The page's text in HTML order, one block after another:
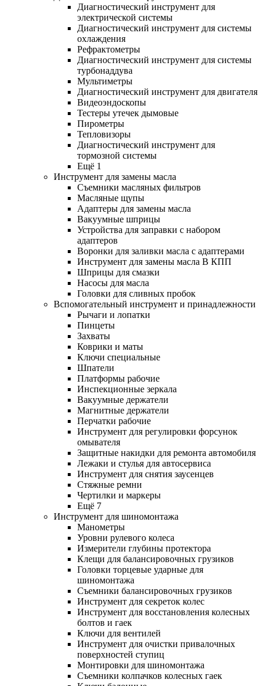
Диагностический инструмент для
электрической системы
Диагностический инструмент для системы
охлаждения
Рефрактометры
Диагностический инструмент для системы
турбонаддува
Мультиметры
Диагностический инструмент для двигателя
Видеоэндоскопы
Тестеры утечек дымовые
Пирометры
Тепловизоры
Диагностический инструмент для
тормозной системы
Ещё 1
Инструмент для замены масла
Съемники масляных фильтров
Масляные щупы
Адаптеры для замены масла
Вакуумные шприцы
Устройства для заправки с набором
адаптеров
Воронки для заливки масла с адаптерами
Инструмент для замены масла В КПП
Шприцы для смазки
Насосы для масла
Головки для сливных пробок
Вспомогательный инструмент и принадлежности
Рычаги и лопатки
Пинцеты
Захваты
Коврики и маты
Ключи специальные
Шпатели
Платформы рабочие
Инспекционные зеркала
Вакуумные держатели
Магнитные держатели
Перчатки рабочие
Инструмент для регулировки форсунок
омывателя
Защитные накидки для ремонта автомобиля
Лежаки и стулья для автосервиса
Инструмент для снятия заусенцев
Стяжные ремни
Чертилки и маркеры
Ещё 7
Инструмент для шиномонтажа
Манометры
Уровни рулевого колеса
Измерители глубины протектора
Клещи для балансировочных грузиков
Головки торцевые ударные для
шиномонтажа
Съемники балансировочных грузиков
Инструмент для секреток колес
Инструмент для восстановления колесных
болтов и гаек
Ключи для вентилей
Инструмент для очистки привалочных
поверхностей ступиц
Монтировки для шиномонтажа
Съемники колпачков колесных гаек